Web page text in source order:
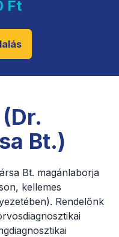
Ft
Bt.)
Bt. magánlaborja
kellemes
Rendelőnk